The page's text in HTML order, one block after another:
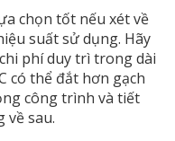
chọn tốt nếu xét về
suất sử dụng. Hãy
phí duy trì trong dài
có thể đắt hơn gạch
công trình và tiết
về sau.